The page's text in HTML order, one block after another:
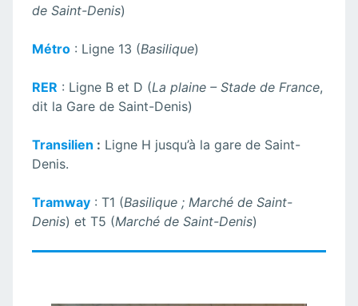
de Saint-Denis)
Métro : Ligne 13 (Basilique)
RER : Ligne B et D (La plaine – Stade de France,
dit la Gare de Saint-Denis)
Transilien : Ligne H jusqu’à la gare de Saint-
Denis.
Tramway : T1 (Basilique ; Marché de Saint-
Denis) et T5 (Marché de Saint-Denis)